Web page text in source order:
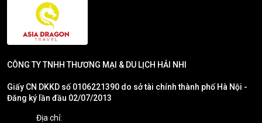
CÔNG TY TNHH THƯƠNG MẠI & DU LỊCH HẢI NHI
Giấy CN DKKD số 0106221390 do sở tài chính thành phố Hà Nội -
Đăng ký lần đầu 02/07/2013
Địa chỉ: